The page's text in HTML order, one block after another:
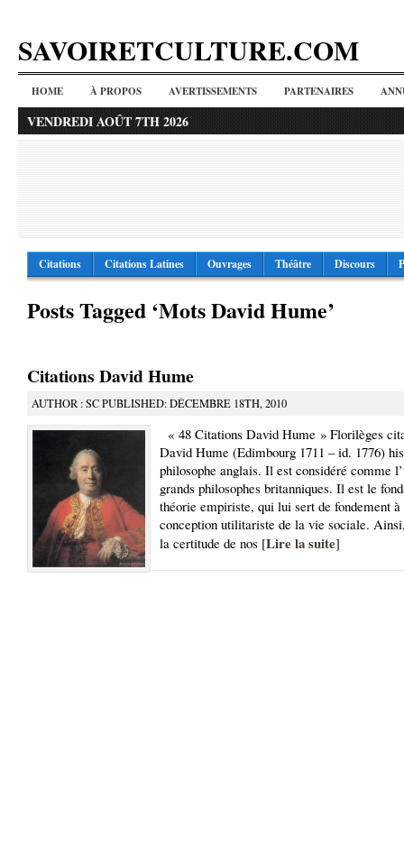
SAVOIRETCULTURE.COM
HOME À PROPOS AVERTISSEMENTS PARTENAIRES
VENDREDI AOÛT 7TH 2026
Citations Citations Latines Ouvrages Théâtre Discours
Posts Tagged ‘Mots David Hume’
Citations David Hume
AUTHOR : SC PUBLISHED: DÉCEMBRE 18TH, 2010
« 48 Citations David Hume » Florilèges
David Hume (Edimbourg 1711 – id. 1776)
philosophe anglais. Il est considéré comme
grands philosophes britanniques. Il est le
théorie empiriste, qui lui sert de fondement à
conception utilitariste de la vie sociale.
la certitude de nos [Lire la suite]